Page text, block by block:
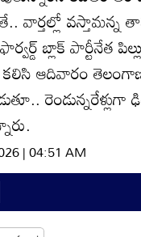
వస్తామన్న
బ్లాక్‌ పార్టీనేత
కలిసి ఆదివారం
| 04:51 AM